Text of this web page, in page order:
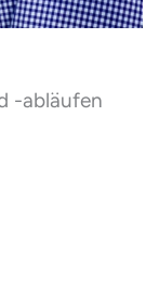
-abläufen